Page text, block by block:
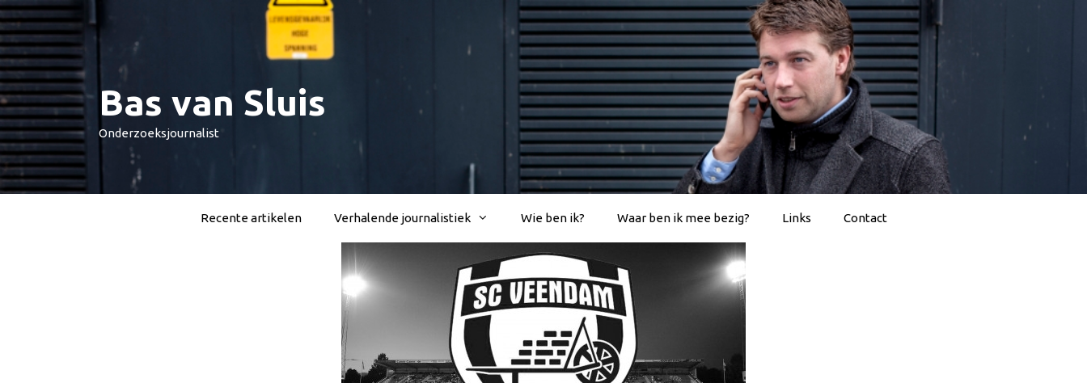
Spring
naar
inhoud
Bas van Sluis
Onderzoeksjournalist
Recente artikelen Verhalende journalistiek Wie ben ik? Waar ben ik mee bezig? Links Contact